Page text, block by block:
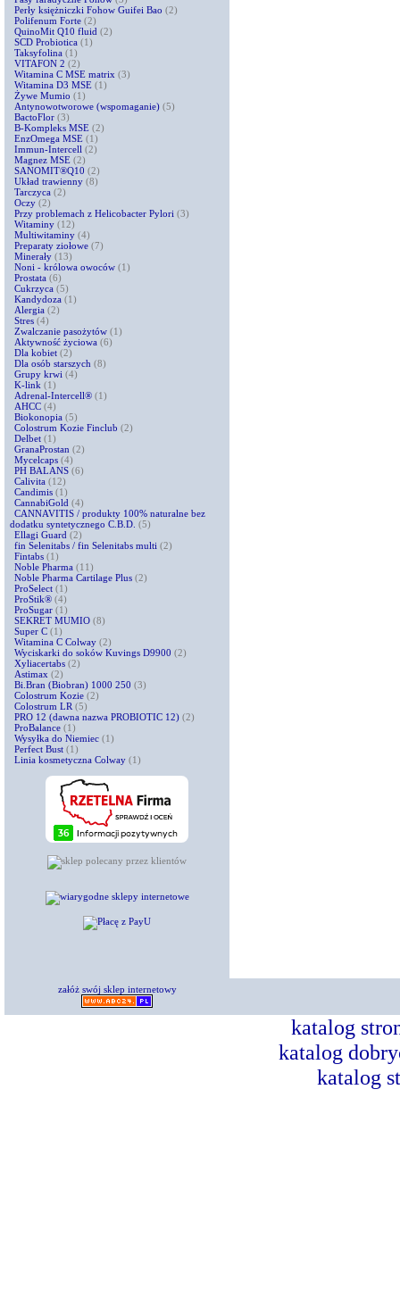
Perły księżniczki Fohow Guifei Bao (2)
Polifenum Forte (2)
QuinoMit Q10 fluid (2)
SCD Probiotica (1)
Taksyfolina (1)
VITAFON 2 (2)
Witamina C MSE matrix (3)
Witamina D3 MSE (1)
Żywe Mumio (1)
Antynowotworowe (wspomaganie) (5)
BactoFlor (3)
B-Kompleks MSE (2)
EnzOmega MSE (1)
Immun-Intercell (2)
Magnez MSE (2)
SANOMIT®Q10 (2)
Układ trawienny (8)
Tarczyca (2)
Oczy (2)
Przy problemach z Helicobacter Pylori (3)
Witaminy (12)
Multiwitaminy (4)
Preparaty ziołowe (7)
Minerały (13)
Noni - królowa owoców (1)
Prostata (6)
Cukrzyca (5)
Kandydoza (1)
Alergia (2)
Stres (4)
Zwalczanie pasożytów (1)
Aktywność życiowa (6)
Dla kobiet (2)
Dla osób starszych (8)
Grupy krwi (4)
K-link (1)
Adrenal-Intercell® (1)
AHCC (4)
Biokonopia (5)
Colostrum Kozie Finclub (2)
Delbet (1)
GranaProstan (2)
Mycelcaps (4)
PH BALANS (6)
Calivita (12)
Candimis (1)
CannabiGold (4)
CANNAVITIS / produkty 100% naturalne bez
dodatku syntetycznego C.B.D. (5)
Ellagi Guard (2)
fin Selenitabs / fin Selenitabs multi (2)
Fintabs (1)
Noble Pharma (11)
Noble Pharma Cartilage Plus (2)
ProSelect (1)
ProStik® (4)
ProSugar (1)
SEKRET MUMIO (8)
Super C (1)
Witamina C Colway (2)
Wyciskarki do soków Kuvings D9900 (2)
Xyliacertabs (2)
Astimax (2)
Bi.Bran (Biobran) 1000 250 (3)
Colostrum Kozie (2)
Colostrum LR (5)
PRO 12 (dawna nazwa PROBIOTIC 12) (2)
ProBalance (1)
Wysyłka do Niemiec (1)
Perfect Bust (1)
Linia kosmetyczna Colway (1)
załóż swój sklep internetowy
katalog
katalog
katalog